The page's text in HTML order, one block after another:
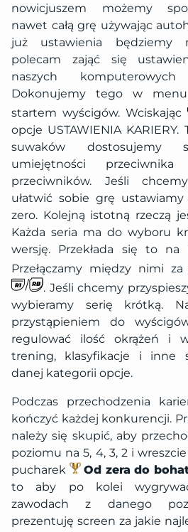
nowicjuszem możemy
nawet całą grę używając
już ustawienia będziemy
polecam zająć się
naszych komputerowych
Dokonujemy tego w
startem wyścigów. Wciskając
opcje USTAWIENIA
suwaków dostosujemy
umiejętności
przeciwników. Jeśli
ułatwić sobie grę
zero. Kolejną istotną rzeczą
Każda seria ma do wyboru
wersję. Przekłada się to na
Przełączamy między nimi
. Jeśli chcemy
wybieramy serię krótką.
przystąpieniem do
regulować ilość okrążeń i
trening, klasyfikacje i inne
danej kategorii opcje.
Podczas przechodzenia
kończyć każdej konkurencji.
należy się skupić, aby
poziomu na 5, 4, 3, 2 i
pucharek
Od zera do
to aby po kolei
zawodach z danego
prezentuję screen za jakie